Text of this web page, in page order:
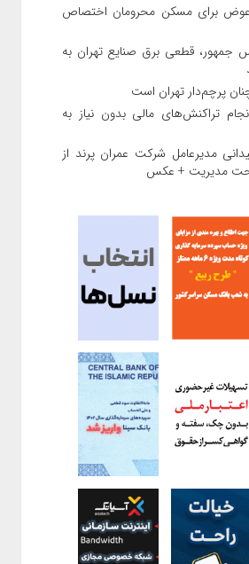
برای مسکن محرومان اختصاص
جمهور، قطعی برق صنایع تهران به
پرچم‌دار تهران است
تراکنش‌های مالی بدون نیاز به
مدیرعامل شرکت عمران پرند از
مدیریت + عکس